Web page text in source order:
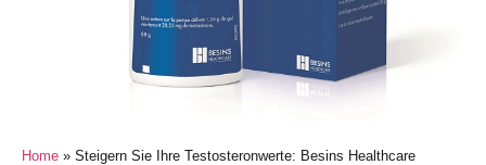
Home » Steigern Sie Ihre Testosteronwerte: Besins Healthcare